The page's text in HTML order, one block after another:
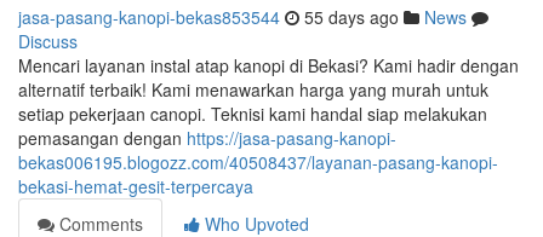
jasa-pasang-kanopi-bekas853544 55 days ago
News
Discuss
Mencari layanan instal atap kanopi di Bekasi? Kami hadir dengan
alternatif terbaik! Kami menawarkan harga yang murah untuk
setiap pekerjaan canopi. Teknisi kami handal siap melakukan
pemasangan dengan https://jasa-pasang-kanopi-
bekas006195.blogozz.com/40508437/layanan-pasang-kanopi-
bekasi-hemat-gesit-terpercaya
Comments
Who Upvoted